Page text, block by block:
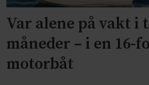
Var alene på vakt i
måneder – i en 16-
motorbåt